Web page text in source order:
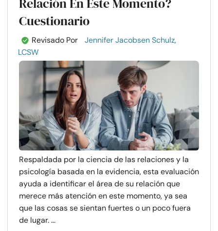
Relación En Este Momento?
Cuestionario
Revisado Por
Jennifer Jacobsen Schulz,
LCSW
Respaldada por la ciencia de las relaciones y la
psicología basada en la evidencia, esta evaluación
ayuda a identificar el área de su relación que
merece más atención en este momento, ya sea
que las cosas se sientan fuertes o un poco fuera
de lugar. ...